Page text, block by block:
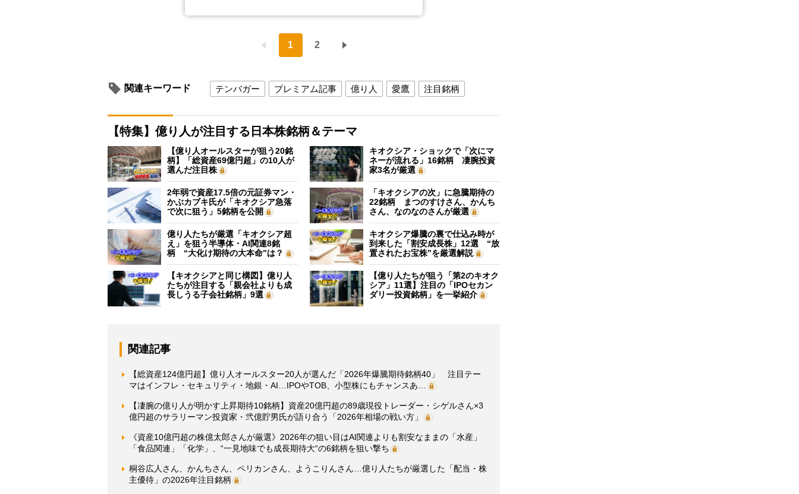
1 2
関連キーワード テンバガー プレミアム記事 億り人 愛鷹 注目銘柄
【特集】億り人が注目する日本株銘柄＆テーマ
【億り人オールスターが狙う20銘
柄】「総資産69億円超」の10人が
選んだ注目株
キオクシア・ショックで「次にマ
ネーが流れる」16銘柄 凄腕投資
家3名が厳選
2年弱で資産17.5倍の元証券マン・
かぶカブキ氏が「キオクシア急落
で次に狙う」5銘柄を公開
「キオクシアの次」に急騰期待の
22銘柄 まつのすけさん、かんち
さん、なのなのさんが厳選
億り人たちが厳選「キオクシア超
え」を狙う半導体・AI関連8銘
柄 “大化け期待の大本命”は？
キオクシア爆騰の裏で仕込み時が
到来した「割安成長株」12選 “放
置されたお宝株”を厳選解説
【キオクシアと同じ構図】億り人
たちが注目する「親会社よりも成
長しうる子会社銘柄」9選
【億り人たちが狙う「第2のキオク
シア」11選】注目の「IPOセカン
ダリー投資銘柄」を一挙紹介
関連記事
【総資産124億円超】億り人オールスター20人が選んだ「2026年爆騰期待銘柄40」 注目テー
マはインフレ・セキュリティ・地銀・AI…IPOやTOB、小型株にもチャンスあ…
【凄腕の億り人が明かす上昇期待10銘柄】資産20億円超の89歳現役トレーダー・シゲルさん×3
億円超のサラリーマン投資家・弐億貯男氏が語り合う「2026年相場の戦い方」
《資産10億円超の株億太郎さんが厳選》2026年の狙い目はAI関連よりも割安なままの「水産」
「食品関連」「化学」、“一見地味でも成長期待大“の6銘柄を狙い撃ち
桐谷広人さん、かんちさん、ペリカンさん、ようこりんさん…億り人たちが厳選した「配当・株
主優待」の2026年注目銘柄